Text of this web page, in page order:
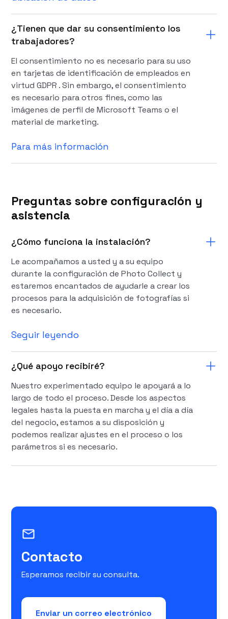
¿Tienen que dar su consentimiento los
trabajadores?
El consentimiento no es necesario para su uso
en tarjetas de identificación de empleados en
virtud GDPR . Sin embargo, el consentimiento
es necesario para otros fines, como las
imágenes de perfil de Microsoft Teams o el
material de marketing.
Para más información
Preguntas sobre configuración y
asistencia
¿Cómo funciona la instalación?
Le acompañamos a usted y a su equipo
durante la configuración de Photo Collect y
estaremos encantados de ayudarle a crear los
procesos para la adquisición de fotografías si
es necesario.
Seguir leyendo
¿Qué apoyo recibiré?
Nuestro experimentado equipo le apoyará a lo
largo de todo el proceso. Desde los aspectos
legales hasta la puesta en marcha y el día a día
del negocio, estamos a su disposición y
podemos realizar ajustes en el proceso o los
parámetros si es necesario.
Contacto
mail_outline
Esperamos recibir su consulta.
Enviar un correo electrónico